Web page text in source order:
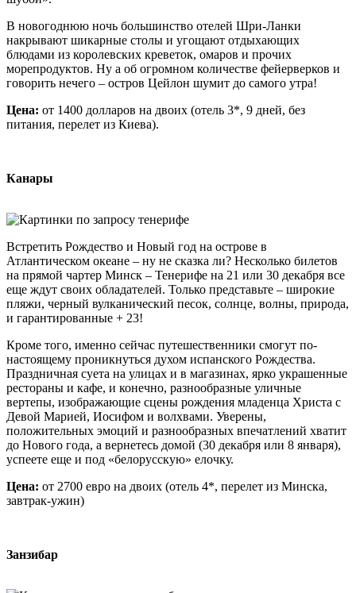
В новогоднюю ночь большинство отелей Шри-Ланки
накрывают шикарные столы и угощают отдыхающих
блюдами из королевских креветок, омаров и прочих
морепродуктов. Ну а об огромном количестве фейерверков и
говорить нечего – остров Цейлон шумит до самого утра!
Цена: от 1400 долларов на двоих (отель 3*, 9 дней, без
питания, перелет из Киева).
Канары
Встретить Рождество и Новый год на острове в
Атлантическом океане – ну не сказка ли? Несколько билетов
на прямой чартер Минск – Тенерифе на 21 или 30 декабря все
еще ждут своих обладателей. Только представьте – широкие
пляжи, черный вулканический песок, солнце, волны, природа,
и гарантированные + 23!
Кроме того, именно сейчас путешественники смогут по-
настоящему проникнуться духом испанского Рождества.
Праздничная суета на улицах и в магазинах, ярко украшенные
рестораны и кафе, и конечно, разнообразные уличные
вертепы, изображающие сцены рождения младенца Христа с
Девой Марией, Иосифом и волхвами. Уверены,
положительных эмоций и разнообразных впечатлений хватит
до Нового года, а вернетесь домой (30 декабря или 8 января),
успеете еще и под «белорусскую» елочку.
Цена: от 2700 евро на двоих (отель 4*, перелет из Минска,
завтрак-ужин)
Занзибар